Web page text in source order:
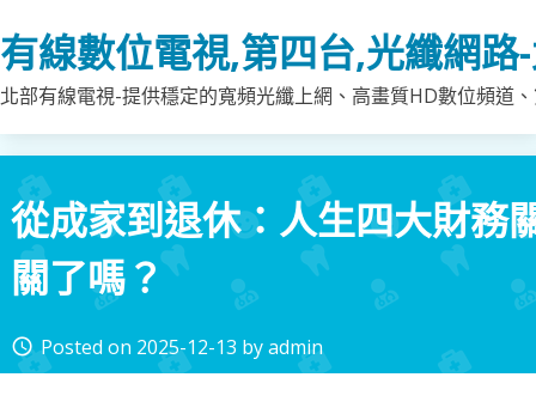
to
content
有線數位電視,第四台,光纖網路
北部有線電視-提供穩定的寬頻光纖上網、高畫質HD數位頻道
從成家到退休：人生四大財務
關了嗎？
access_time Posted on 2025-12-13 byadmin